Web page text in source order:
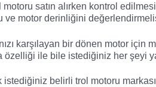
motoru satın alırken kontrol
ve motor derinliğini
karşılayan bir dönen motor
özelliği ile bile istediğiniz her şeyi
istediğiniz belirli trol motoru